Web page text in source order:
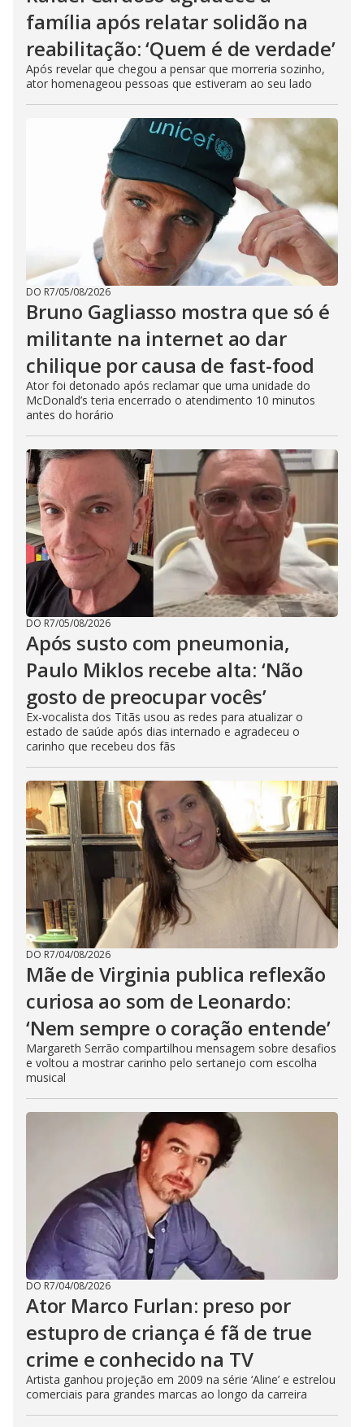
família após relatar solidão na
reabilitação: ‘Quem é de verdade’
Após revelar que chegou a pensar que morreria sozinho,
ator homenageou pessoas que estiveram ao seu lado
DO R7/05/08/2026
Bruno Gagliasso mostra que só é
militante na internet ao dar
chilique por causa de fast-food
Ator foi detonado após reclamar que uma unidade do
McDonald’s teria encerrado o atendimento 10 minutos
antes do horário
DO R7/05/08/2026
Após susto com pneumonia,
Paulo Miklos recebe alta: ‘Não
gosto de preocupar vocês’
Ex-vocalista dos Titãs usou as redes para atualizar o
estado de saúde após dias internado e agradeceu o
carinho que recebeu dos fãs
DO R7/04/08/2026
Mãe de Virginia publica reflexão
curiosa ao som de Leonardo:
‘Nem sempre o coração entende’
Margareth Serrão compartilhou mensagem sobre desafios
e voltou a mostrar carinho pelo sertanejo com escolha
musical
DO R7/04/08/2026
Ator Marco Furlan: preso por
estupro de criança é fã de true
crime e conhecido na TV
Artista ganhou projeção em 2009 na série ‘Aline’ e estrelou
comerciais para grandes marcas ao longo da carreira